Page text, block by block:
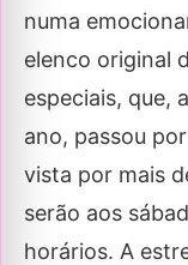
numa
elenco original
especiais, que,
ano, passou
vista por mais
serão aos
horários. A